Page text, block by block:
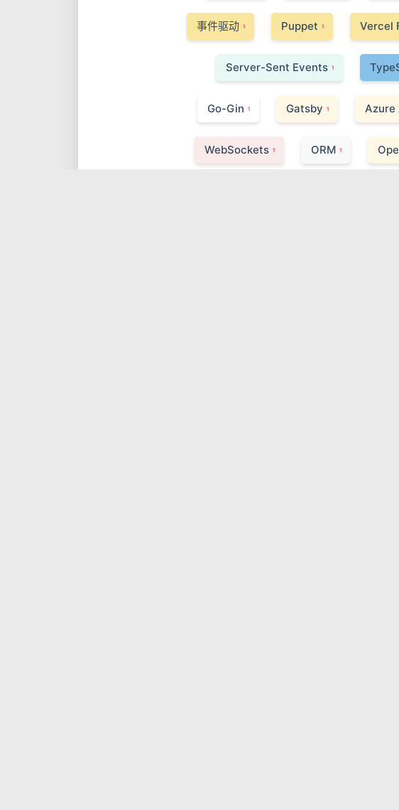
事件驱动 1 Puppet 1 Vercel
Server-Sent Events 1
Go-Gin 1 Gatsby 1 Azure
WebSockets 1 ORM 1